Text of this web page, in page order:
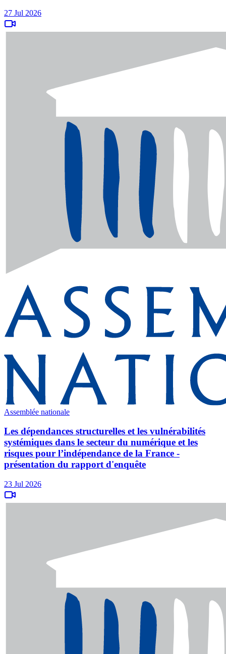
27 Jul 2026
Assemblée nationale
Les dépendances structurelles et les vulnérabilités
systémiques dans le secteur du numérique et les
risques pour l’indépendance de la France -
présentation du rapport d'enquête
23 Jul 2026